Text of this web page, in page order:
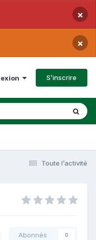
×
×
S’inscrire
Toute l’activité
Abonnés 0